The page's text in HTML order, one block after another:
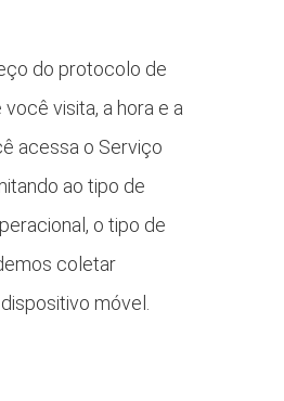
do protocolo de
visita, a hora e a
acessa o Serviço
ao tipo de
o tipo de
coletar
móvel.